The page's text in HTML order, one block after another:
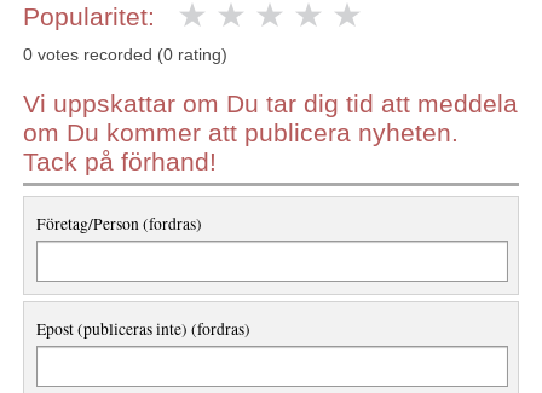
Popularitet:
0 votes recorded (0 rating)
Vi uppskattar om Du tar dig tid att meddela
om Du kommer att publicera nyheten.
Tack på förhand!
Företag/Person (fordras)
Epost (publiceras inte) (fordras)